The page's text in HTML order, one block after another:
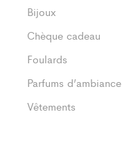
Bijoux
Chèque cadeau
Foulards
Parfums d’ambiance
Vêtements